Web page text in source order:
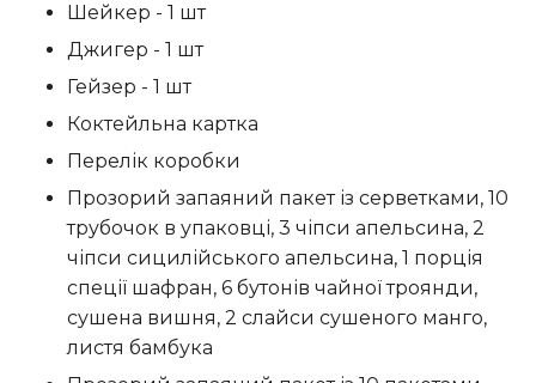
Шейкер - 1 шт
Джигер - 1 шт
Гейзер - 1 шт
Коктейльна картка
Перелік коробки
Прозорий запаяний пакет із серветками, 10
трубочок в упаковці, 3 чіпси апельсина, 2
чіпси сицилійського апельсина, 1 порція
спеції шафран, 6 бутонів чайної троянди,
сушена вишня, 2 слайси сушеного манго,
листя бамбука